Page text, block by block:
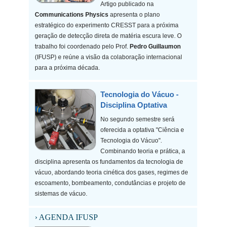
Artigo publicado na
Communications Physics apresenta o plano
estratégico do experimento CRESST para a próxima
geração de detecção direta de matéria escura leve. O
trabalho foi coordenado pelo Prof. Pedro Guillaumon
(IFUSP) e reúne a visão da colaboração internacional
para a próxima década.
Tecnologia do Vácuo -
Disciplina Optativa
No segundo semestre será
oferecida a optativa "Ciência e
Tecnologia do Vácuo".
Combinando teoria e prática, a
disciplina apresenta os fundamentos da tecnologia de
vácuo, abordando teoria cinética dos gases, regimes de
escoamento, bombeamento, condutâncias e projeto de
sistemas de vácuo.
› AGENDA IFUSP